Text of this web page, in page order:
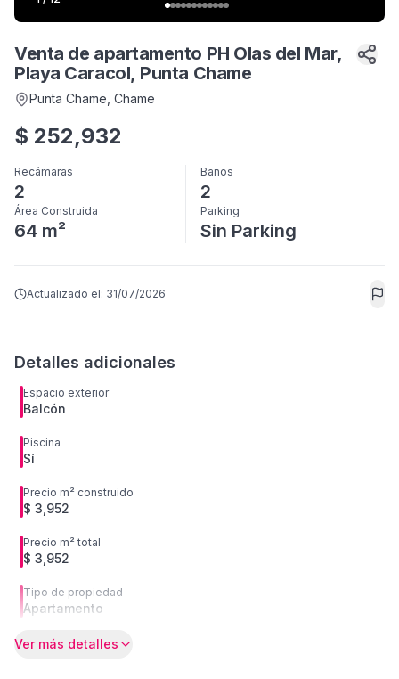
Venta de apartamento PH Olas del Mar,
Playa Caracol, Punta Chame
Punta Chame , Chame
$ 252,932
Recámaras
2
Baños
2
Área Construida
64 m²
Parking
Sin Parking
Actualizado el: 31/07/2026
Detalles adicionales
Espacio exterior
Balcón
Piscina
Sí
Precio m² construido
$ 3,952
Precio m² total
$ 3,952
Tipo de propiedad
Apartamento
Ver más detalles